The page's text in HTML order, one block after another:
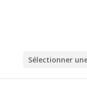
Sélectionner